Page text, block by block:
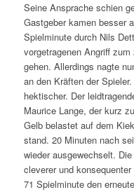
Seine Ansprache schien
Gastgeber kamen besser
Spielminute durch Nils
vorgetragenen Angriff
gehen. Allerdings nagte
an den Kräften der
hektischer. Der
Maurice Lange, der kurz
Gelb belastet auf dem
stand. 20 Minuten nach
wieder ausgewechselt.
cleverer und
71 Spielminute den